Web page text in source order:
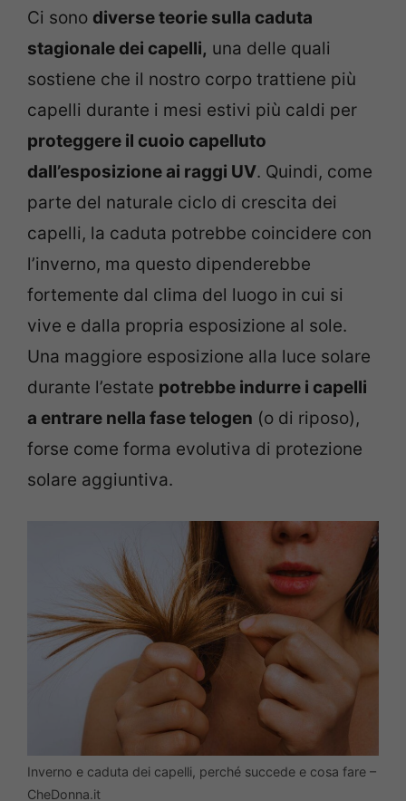
Ci sono diverse teorie sulla caduta
stagionale dei capelli, una delle quali
sostiene che il nostro corpo trattiene più
capelli durante i mesi estivi più caldi per
proteggere il cuoio capelluto
dall’esposizione ai raggi UV. Quindi, come
parte del naturale ciclo di crescita dei
capelli, la caduta potrebbe coincidere con
l’inverno, ma questo dipenderebbe
fortemente dal clima del luogo in cui si
vive e dalla propria esposizione al sole.
Una maggiore esposizione alla luce solare
durante l’estate potrebbe indurre i capelli
a entrare nella fase telogen (o di riposo),
forse come forma evolutiva di protezione
solare aggiuntiva.
Inverno e caduta dei capelli, perché succede e cosa fare –
CheDonna.it